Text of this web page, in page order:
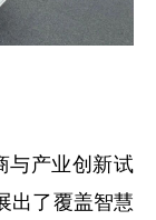
与产业创新试
出了覆盖智慧